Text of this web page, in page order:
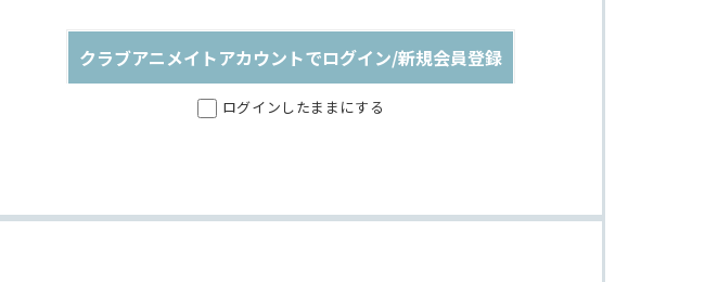
クラブアニメイトアカウントでログイン/新規会員登録
ログインしたままにする